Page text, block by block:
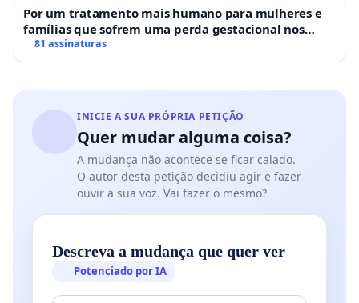
Por um tratamento mais humano para mulheres e
famílias que sofrem uma perda gestacional nos
hospitais portugueses
81 assinaturas
INICIE A SUA PRÓPRIA PETIÇÃO
Quer mudar alguma coisa?
A mudança não acontece se ficar calado.
O autor desta petição decidiu agir e fazer
ouvir a sua voz. Vai fazer o mesmo?
Descreva a mudança que quer ver
Potenciado por IA